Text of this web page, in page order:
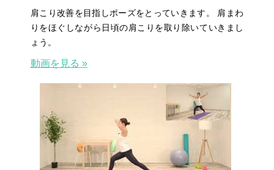
肩こり改善を目指しポーズをとっていきます。 肩まわ
りをほぐしながら日頃の肩こりを取り除いていきまし
ょう。
動画を見る »